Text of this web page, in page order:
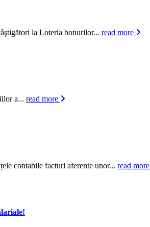
la Loteria bonurilor... read more
a... read more
contabile facturi aferente unor... read more